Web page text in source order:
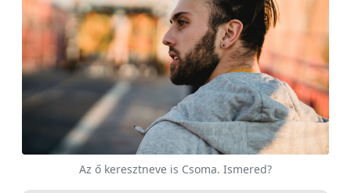
Az ő keresztneve is Csoma. Ismered?